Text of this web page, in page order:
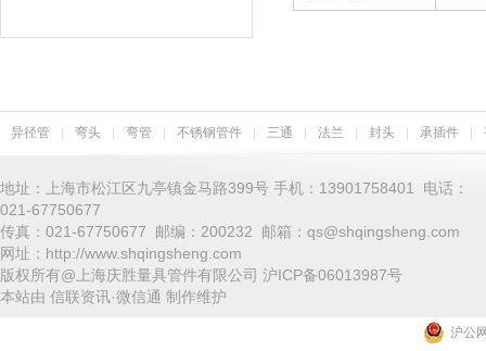
异径管 弯头 弯管 不锈钢管件 三通 法兰 封头 承插件
地址：上海市松江区九亭镇金马路399号 手机：13901758401 电话：
021-67750677
传真：021-67750677 邮编：200232 邮箱：qs@shqingsheng.com
网址：http://www.shqingsheng.com
版权所有@上海庆胜量具管件有限公司 沪ICP备06013987号
本站由 信联资讯·微信通 制作维护
沪公